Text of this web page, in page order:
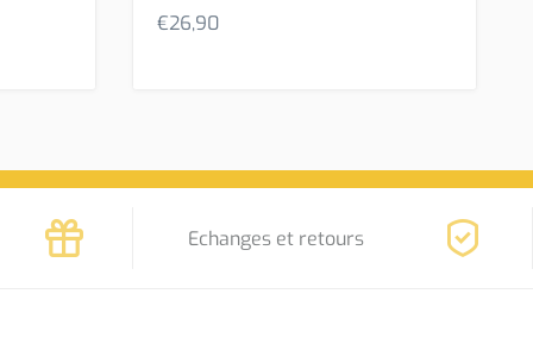
€26,90
Echanges et retours